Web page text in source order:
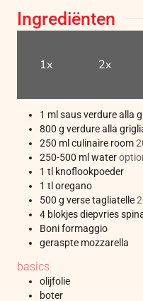
Ingrediënten
1x 2x
1 ml saus verdure alla
800 g verdure alla
250 ml culinaire room
250-500 ml water
1 tl knoflookpoeder
1 tl oregano
500 g verse tagliatelle
4 blokjes diepvries
Boni formaggio
geraspte mozzarella
basics
olijfolie
boter